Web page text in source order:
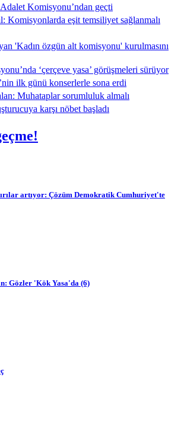
Komisyonu’ndan geçti
Komisyonlarda eşit temsiliyet sağlanmalı
'Kadın özgün alt komisyonu' kurulmasını
‘çerçeve yasa’ görüşmeleri sürüyor
ilk günü konserlerle sona erdi
Muhataplar sorumluluk almalı
karşı nöbet başladı
artıyor: Çözüm Demokratik Cumhuriyet'te
Gözler 'Kök Yasa'da (6)